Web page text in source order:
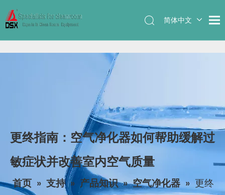
简体中文
更终指南：空气净化器如何帮助缓解过
敏症状并改善室内空气质量
首页 » 支持 » 产品知识 »空气净化器 » 更终